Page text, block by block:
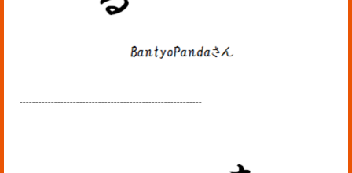
----------------------------------------------------------